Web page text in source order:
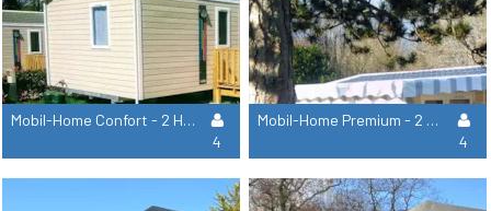
Mobil-Home Confort - 2 Habitaciones 1 Baño - Tv
4
Mobil-Home Premium - 2 Dormitorios 2 Baños - Tv
4